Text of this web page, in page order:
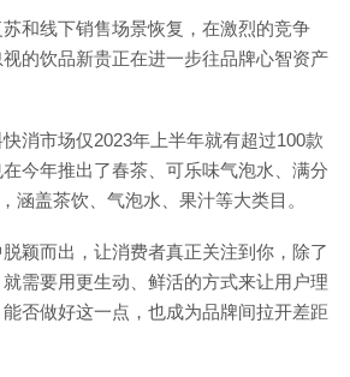
和线下销售场景恢复，在激烈的竞争
的饮品新贵正在进一步往品牌心智资产
消市场仅2023年上半年就有超过100款
今年推出了春茶、可乐味气泡水、满分
涵盖茶饮、气泡水、果汁等大类目。
颖而出，让消费者真正关注到你，除了
需要用更生动、鲜活的方式来让用户理
否做好这一点，也成为品牌间拉开差距